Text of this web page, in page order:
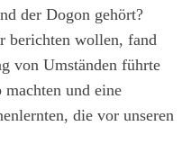
der Dogon gehört?
berichten wollen, fand
von Umständen führte
und eine
die vor unseren